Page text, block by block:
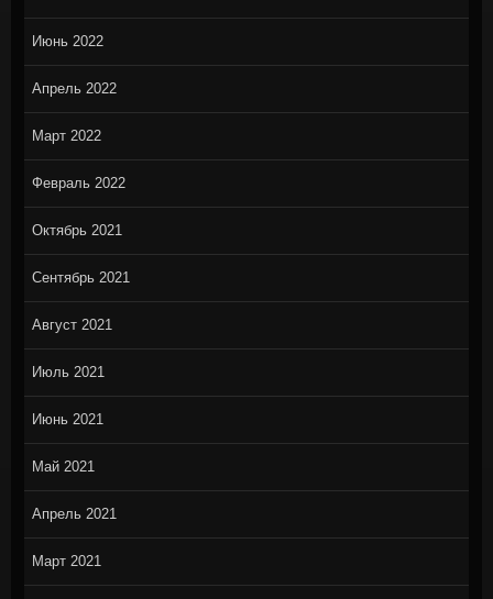
Июнь 2022
Апрель 2022
Март 2022
Февраль 2022
Октябрь 2021
Сентябрь 2021
Август 2021
Июль 2021
Июнь 2021
Май 2021
Апрель 2021
Март 2021